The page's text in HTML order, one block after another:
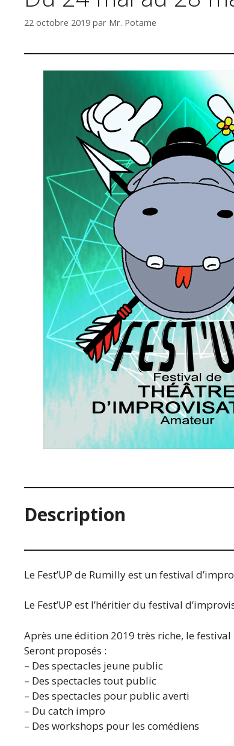
22 octobre 2019 par Mr. Potame
Description
Le Fest’UP de Rumilly est un festival
Le Fest’UP est l’héritier du festival
Après une édition 2019 très riche, le
Seront proposés :
– Des spectacles jeune public
– Des spectacles tout public
– Des spectacles pour public averti
– Du catch impro
– Des workshops pour les comédiens